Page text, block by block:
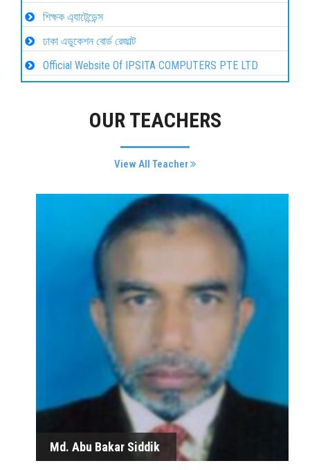
শিক্ষক এ্যাটেন্ডেন্স
ঢাকা এডুকেশন বোর্ড রেজাল্ট
Official Website Of IPSITA COMPUTERS PTE LTD
OUR TEACHERS
View All Teacher
Md. Abu Bakar Siddik
Md. Abu Bakar Siddik